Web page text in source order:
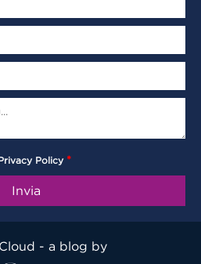
Privacy Policy *
- a blog by